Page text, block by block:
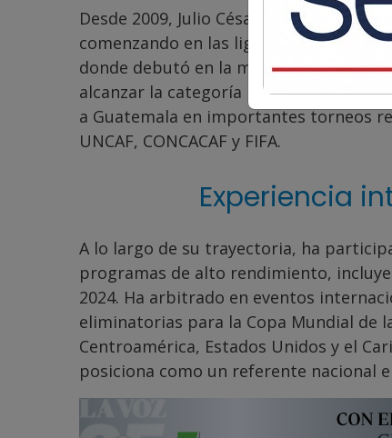
Desde 2009, Julio César ha
comenzando en las ligas menores y
donde debutó en la máxima categoría
alcanzar la categoría internacional,
a Guatemala en importantes torneos
UNCAF, CONCACAF y FIFA.
Experiencia
A lo largo de su trayectoria, ha
programas de alto rendimiento,
2024. Ha arbitrado en eventos
eliminatorias para la Copa Mundial de
Centroamérica, Estados Unidos y el
posiciona como un referente nacional